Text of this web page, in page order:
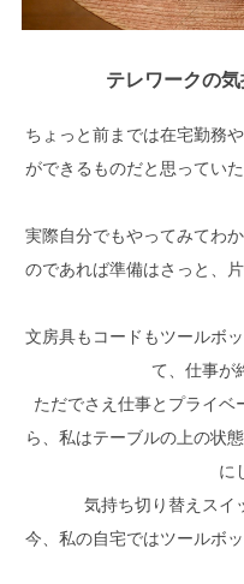
テレワークの
ちょっと前までは在宅勤務
ができるものだと思ってい
実際自分でもやってみてわ
のであれば準備はさっと、
文房具もコードもツールボ
て、仕事が
ただでさえ仕事とプライベ
ら、私はテーブルの上の状
に
気持ち切り替えスイ
今、私の自宅ではツールボ